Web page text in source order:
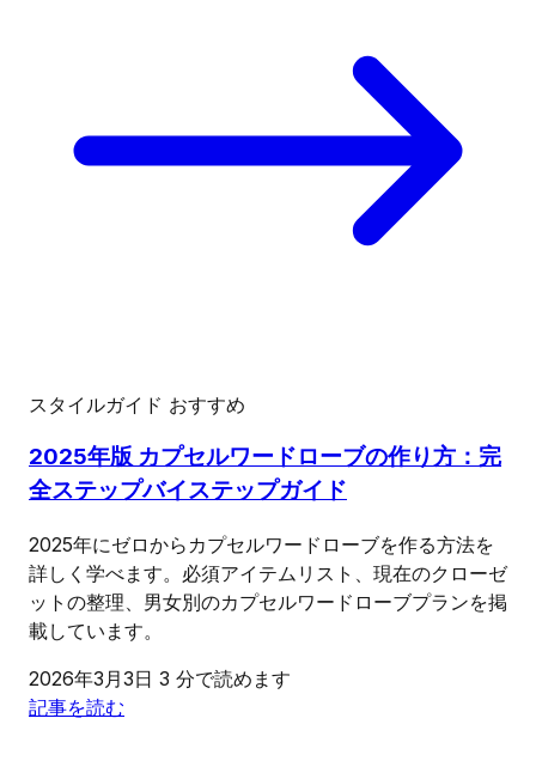
スタイルガイド おすすめ
2025年版 カプセルワードローブの作り方：完
全ステップバイステップガイド
2025年にゼロからカプセルワードローブを作る方法を
詳しく学べます。必須アイテムリスト、現在のクローゼ
ットの整理、男女別のカプセルワードローブプランを掲
載しています。
2026年3月3日 3 分で読めます
記事を読む